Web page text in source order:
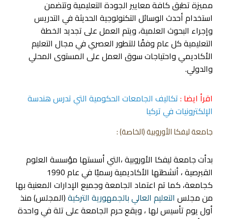
مميزة تطبق كافة معايير الجودة التعليمية وتتضمن
استخدام أحدث الوسائل التكنولوجية الحديثة في التدريس
وإجراء البحوث العلمية، ويتم العمل على تجديد الخطة
التعليمية كل عام وفقًا للتطور العصري في مجال التعليم
الأكاديمي واحتياجات سوق العمل على المستوى المحلي
والدولي.
اقرأ ايضا :تكاليف الجامعات الحكومية التي تدرس هندسة
الإلكترونيات في تركيا
جامعة ليفكا الأوروبية(الخاصة) :
بدأت جامعة ليفكا الأوروبية ،التي أسستها مؤسسة العلوم
القبرصية ، أنشطتها الأكاديمية رسميًا في عام 1990
كجامعة، كما تم اعتماد الجامعة وجميع الإدارات المعنية بها
من مجلس التعليم العالي بالجمهورية التركية(المجلس) منذ
أول يوم تأسيس لها ، ويقع حرم الجامعة على تلة في واحدة